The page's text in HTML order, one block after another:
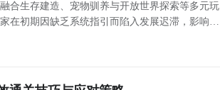
合生存建造、宠物驯养与开放世界探索等多元玩
在初期因缺乏系统指引而陷入发展迟滞，影响整